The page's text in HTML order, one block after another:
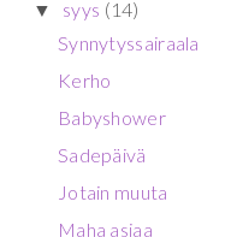
▼ syys (14)
Synnytyssairaala
Kerho
Babyshower
Sadepäivä
Jotain muuta
Maha asiaa